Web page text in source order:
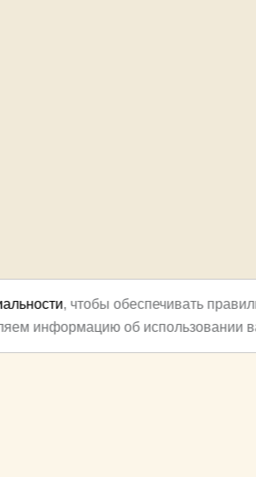
, чтобы обеспечивать
информацию об использовании